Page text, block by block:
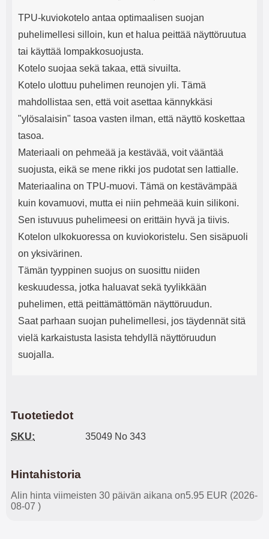
Max Output: USB: DC5V/3.0A
(18W) Type-C: 5V/3A (PD15W)
5V/3A Max Maximum output:
20.W Max Johdon pituus: 1 metri
Väri: Valkoinen
TPU-kuviokotelo antaa optimaalisen suojan
puhelimellesi silloin, kun et halua peittää näyttöruutua
tai käyttää lompakkosuojusta.
Kotelo suojaa sekä takaa, että sivuilta.
Kotelo ulottuu puhelimen reunojen yli. Tämä
mahdollistaa sen, että voit asettaa kännykkäsi
"ylösalaisin" tasoa vasten ilman, että näyttö koskettaa
tasoa.
Materiaali on pehmeää ja kestävää, voit vääntää
suojusta, eikä se mene rikki jos pudotat sen lattialle.
Materiaalina on TPU-muovi. Tämä on kestävämpää
kuin kovamuovi, mutta ei niin pehmeää kuin silikoni.
Sen istuvuus puhelimeesi on erittäin hyvä ja tiivis.
Kotelon ulkokuoressa on kuviokoristelu. Sen sisäpuoli
on yksivärinen.
Tämän tyyppinen suojus on suosittu niiden
keskuudessa, jotka haluavat sekä tyylikkään
puhelimen, että peittämättömän näyttöruudun.
Saat parhaan suojan puhelimellesi, jos täydennät sitä
vielä karkaistusta lasista tehdyllä näyttöruudun
suojalla.
Tuotetiedot
SKU: 35049 No 343
Hintahistoria
Alin hinta viimeisten 30 päivän aikana on5.95 EUR (2026-
08-07 )